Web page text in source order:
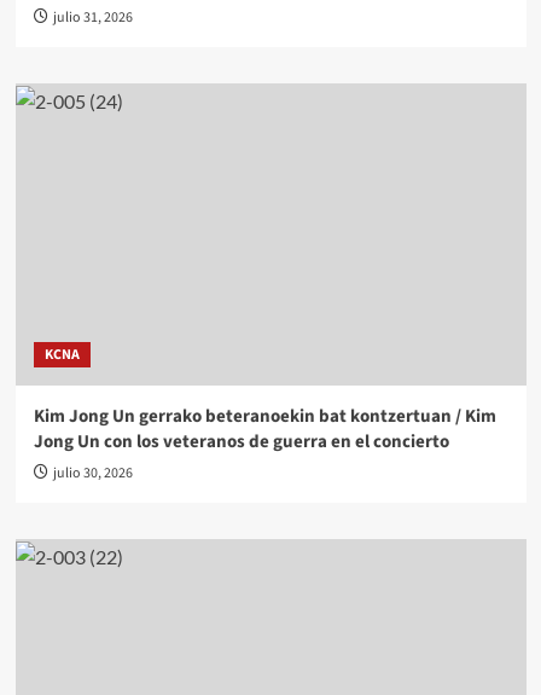
julio 31, 2026
KCNA
Kim Jong Un gerrako beteranoekin bat kontzertuan / Kim
Jong Un con los veteranos de guerra en el concierto
julio 30, 2026